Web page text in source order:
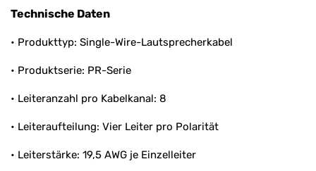
Technische Daten
• Produkttyp: Single-Wire-Lautsprecherkabel
• Produktserie: PR-Serie
• Leiteranzahl pro Kabelkanal: 8
• Leiteraufteilung: Vier Leiter pro Polarität
• Leiterstärke: 19,5 AWG je Einzelleiter